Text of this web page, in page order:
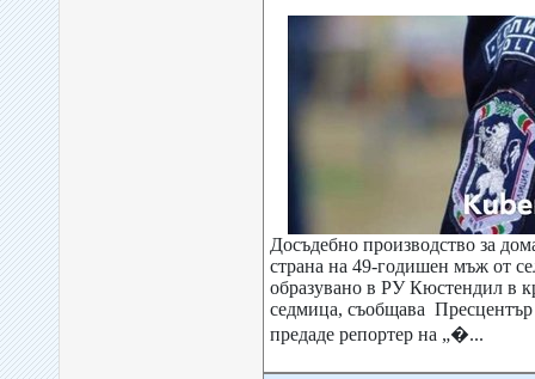
Досъдебно производство за
страна на 49-годишен мъж от
образувано в РУ Кюстендил в
седмица, съобщава
предаде репортер на „�...